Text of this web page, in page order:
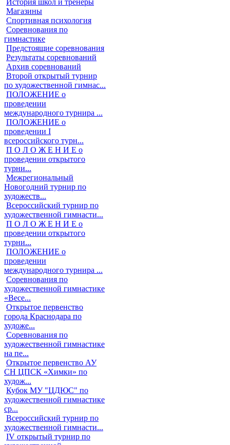
История школ и тренеры
Магазины
Спортивная психология
Соревнования по
гимнастике
Предстоящие соревнования
Результаты соревнований
Архив соревнований
Второй открытый турнир
по художественной гимнас...
ПОЛОЖЕНИЕ о
проведении
международного турнира ...
ПОЛОЖЕНИЕ о
проведении I
всероссийского турн...
П О Л О Ж Е Н И Е о
проведении открытого
турни...
Межрегиональный
Новогодний турнир по
художеств...
Всероссийский турнир по
художественной гимнасти...
П О Л О Ж Е Н И Е о
проведении открытого
турни...
ПОЛОЖЕНИЕ о
проведении
международного турнира ...
Соревнования по
художественной гимнастике
«Весе...
Открытое первенство
города Краснодара по
художе...
Соревнования по
художественной гимнастике
на пе...
Открытое первенство АУ
СН ЦПСК «Химки» по
худож...
Кубок МУ "ЦДЮС" по
художественной гимнастике
ср...
Всероссийский турнир по
художественной гимнасти...
IV открытый турнир по